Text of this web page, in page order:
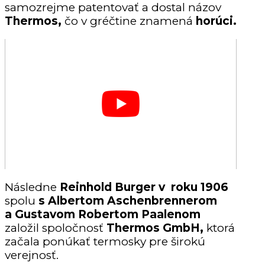
samozrejme patentovať a dostal názov
Thermos, čo v gréčtine znamená horúci.
Následne Reinhold Burger v roku 1906
spolu s Albertom Aschenbrennerom
a Gustavom Robertom Paalenom
založil spoločnosť Thermos GmbH, ktorá
začala ponúkať termosky pre širokú
verejnosť.